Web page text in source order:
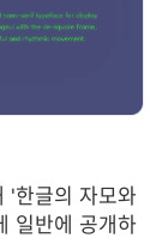
'한글의 자모와
일반에 공개하